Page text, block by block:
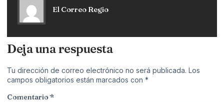
El Correo Regio
Deja una respuesta
Tu dirección de correo electrónico no será publicada. Los
campos obligatorios están marcados con *
Comentario*